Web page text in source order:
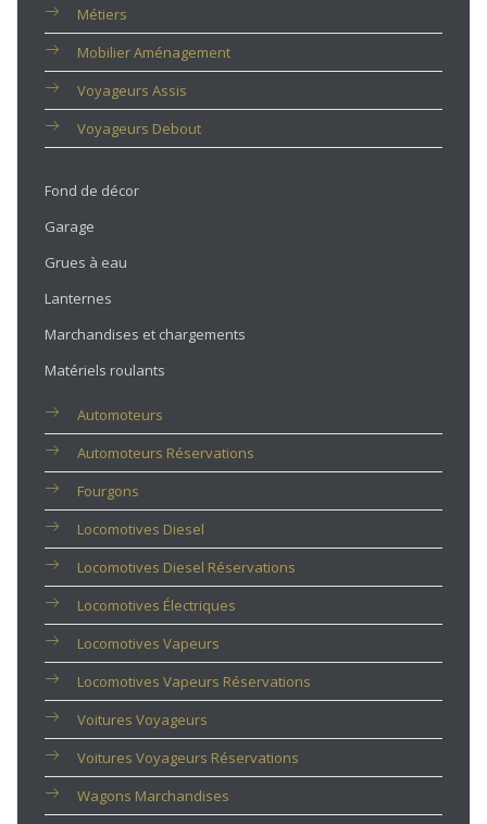
Métiers
Mobilier Aménagement
Voyageurs Assis
Voyageurs Debout
Fond de décor
Garage
Grues à eau
Lanternes
Marchandises et chargements
Matériels roulants
Automoteurs
Automoteurs Réservations
Fourgons
Locomotives Diesel
Locomotives Diesel Réservations
Locomotives Électriques
Locomotives Vapeurs
Locomotives Vapeurs Réservations
Voitures Voyageurs
Voitures Voyageurs Réservations
Wagons Marchandises